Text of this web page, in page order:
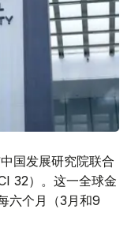
国发展研究院联合
32）。这一全球金
六个月（3月和9